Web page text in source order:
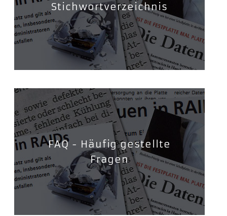
Stichwortverzeichnis
FAQ - Häufig gestellte
Fragen